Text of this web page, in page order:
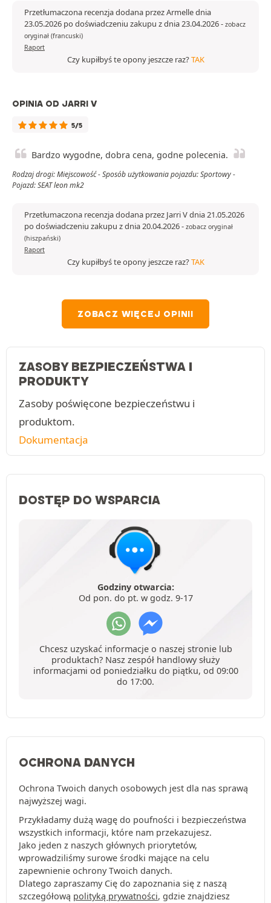
Przetłumaczona recenzja dodana przez Armelle dnia
23.05.2026 po doświadczeniu zakupu z dnia 23.04.2026- zobacz
oryginał (francuski)
Raport
Czy kupiłbyś te opony jeszcze raz?TAK
OPINIA OD JARRI V
5/5
Bardzo wygodne, dobra cena, godne polecenia.
Rodzaj drogi: Miejscowość - Sposób użytkowania pojazdu: Sportowy -
Pojazd: SEAT leon mk2
Przetłumaczona recenzja dodana przez Jarri V dnia 21.05.2026
po doświadczeniu zakupu z dnia 20.04.2026- zobacz oryginał
(hiszpański)
Raport
Czy kupiłbyś te opony jeszcze raz?TAK
ZOBACZ WIĘCEJ OPINII
ZASOBY BEZPIECZEŃSTWA I
PRODUKTY
Zasoby poświęcone bezpieczeństwu i
produktom.
Dokumentacja
DOSTĘP DO WSPARCIA
Godziny otwarcia:
Od pon. do pt. w godz. 9-17
Chcesz uzyskać informacje o naszej stronie lub
produktach? Nasz zespół handlowy służy
informacjami od poniedziałku do piątku, od 09:00
do 17:00.
OCHRONA DANYCH
Ochrona Twoich danych osobowych jest dla nas sprawą
najwyższej wagi.
Przykładamy dużą wagę do poufności i bezpieczeństwa
wszystkich informacji, które nam przekazujesz.
Jako jeden z naszych głównych priorytetów,
wprowadziliśmy surowe środki mające na celu
zapewnienie ochrony Twoich danych.
Dlatego zapraszamy Cię do zapoznania się z naszą
szczegółową polityką prywatności, gdzie znajdziesz